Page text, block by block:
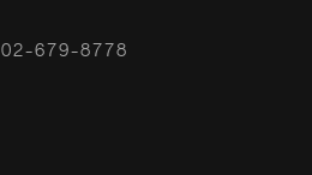
02-679-8778